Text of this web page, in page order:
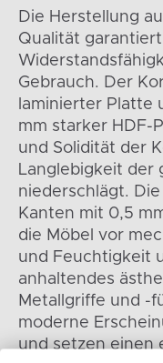
Die Herstellung
Qualität
Gebrauch. Der
laminierter Platte
mm starker HDF-
und Solidität der
Langlebigkeit der
niederschlägt.
Kanten mit 0,5
die Möbel vor
und Feuchtigkeit
anhaltendes
Metallgriffe und -
moderne
und setzen einen